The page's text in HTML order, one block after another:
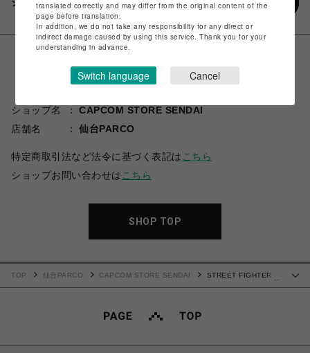
ショップ名
CAPCOM STORE SENDAI
店舗名
仙台PARCO
特定商取引法など法令に基づく表記は こちら
ショップお問い合わせは こちら
SHOP TOP
TOP 仙台PARCO CAPCOM STORE SENDAI
STREET FIGHTER 6
translated correctly and may differ from the original content of the
page before translation.
In addition, we do not take any responsibility for any direct or
indirect damage caused by using this service. Thank you for your
understanding in advance.
Switch language Cancel